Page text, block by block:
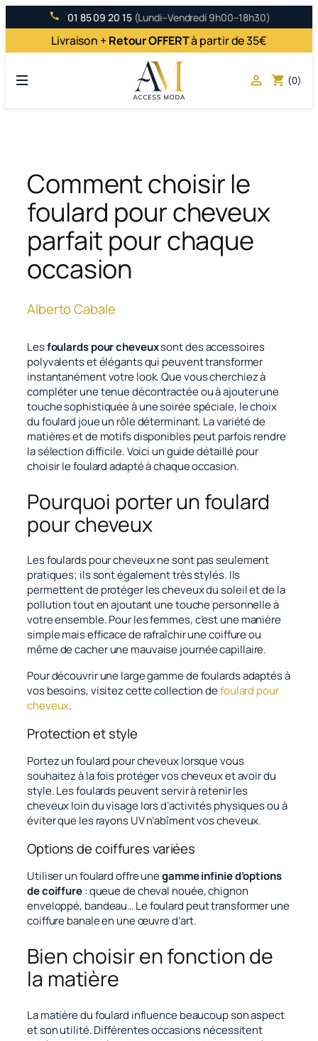
au
contenu
01 85 09 20 15 (Lundi–Vendredi 9h00–18h30)
Livraison +Retour OFFERTà partir de 35€
 shopping_cart (0)
Comment choisir le
foulard pour cheveux
parfait pour chaque
occasion
Alberto Cabale
Lesfoulards pour cheveuxsont des accessoires
polyvalents et élégants qui peuvent transformer
instantanément votre look. Que vous cherchiez à
compléter une tenue décontractée ou à ajouter une
touche sophistiquée à une soirée spéciale, le choix
du foulard joue un rôle déterminant. La variété de
matières et de motifs disponibles peut parfois rendre
la sélection difficile. Voici un guide détaillé pour
choisir le foulard adapté à chaque occasion.
Pourquoi porter un foulard
pour cheveux
Les foulards pour cheveux ne sont pas seulement
pratiques; ils sont également très stylés. Ils
permettent de protéger les cheveux du soleil et de la
pollution tout en ajoutant une touche personnelle à
votre ensemble. Pour les femmes, c’est une manière
simple mais efficace de rafraîchir une coiffure ou
même de cacher une mauvaise journée capillaire.
Pour découvrir une large gamme de foulards adaptés à
vos besoins, visitez cette collection defoulard pour
cheveux.
Protection et style
Portez un foulard pour cheveux lorsque vous
souhaitez à la fois protéger vos cheveux et avoir du
style. Les foulards peuvent servir à retenir les
cheveux loin du visage lors d’activités physiques ou à
éviter que les rayons UV n’abîment vos cheveux.
Options de coiffures variées
Utiliser un foulard offre unegamme infinie d’options
de coiffure: queue de cheval nouée, chignon
enveloppé, bandeau… Le foulard peut transformer une
coiffure banale en une œuvre d’art.
Bien choisir en fonction de
la matière
La matière du foulard influence beaucoup son aspect
et son utilité. Différentes occasions nécessitent